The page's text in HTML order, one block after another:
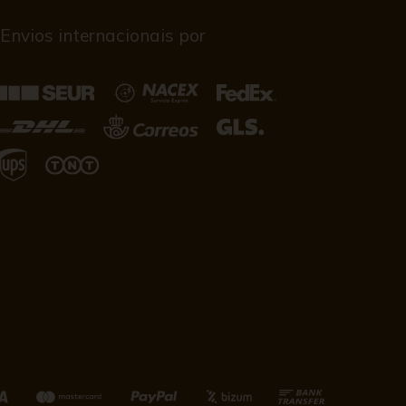
Envios internacionais por